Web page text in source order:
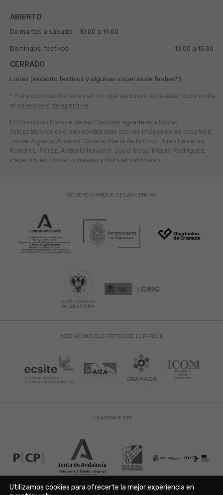
ABIERTO
De martes a sábado 10:00 a 19:00
Domingos, festivos 10:00 a 15:00
CERRADO
Lunes (excepto festivos y algunas vísperas de festivo*)
* Para conocer los lunes en los que el museo está abierto consulte
el calendario de apertura
El Consorcio Parque de las Ciencias agradece a los/as
fotógráfos/as que han contribuido con las imágenes de esta Web:
Javier Algarra; Arsenio Cañete; María de la Cruz; Juan Ferreras;
Ramón L. Pérez; Antonio Navarro; Lucía Rivas; Miguel Rodríguez;
Pepe Torres; Roberto Travesí y Manuel Valdivieso.
ASOCIACIONES QUE PERTENECE EL PARQUE
CONSORCIO PARQUE DE LAS CIENCIAS
COLABORADORES
Utilizamos cookies para ofrecerte la mejor experiencia en